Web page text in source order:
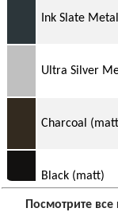
Ink Slate
Ultra Silver
Charcoal
Black (matt)
Посмотрите